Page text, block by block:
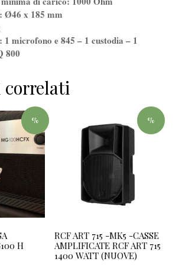
Ø46 x 185 mm
1 microfono e 845 – 1 custodia – 1
800
correlati
%
H
%
RCF ART 715 -MK5 -CASSE
AMPLIFICATE RCF ART 715
1400 WATT (NUOVE)